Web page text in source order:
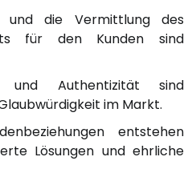
und die Vermittlung des
für den Kunden sind
und Authentizität sind
im Markt.
entstehen
Lösungen und ehrliche